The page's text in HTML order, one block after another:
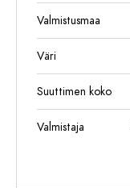
Valmistusmaa
Väri
Suuttimen koko
Valmistaja